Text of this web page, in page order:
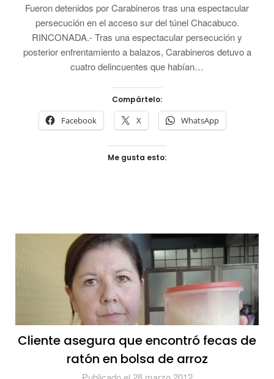
Fueron detenidos por Carabineros tras una espectacular
persecución en el acceso sur del túnel Chacabuco.
RINCONADA.- Tras una espectacular persecución y
posterior enfrentamiento a balazos, Carabineros detuvo a
cuatro delincuentes que habían…
Compártelo:
Facebook X WhatsApp
Me gusta esto:
Cliente asegura que encontró fecas de
ratón en bolsa de arroz